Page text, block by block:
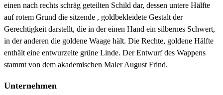
einen nach rechts schräg geteilten Schild dar, dessen untere Hälfte
auf rotem Grund die sitzende , goldbekleidete Gestalt der
Gerechtigkeit darstellt, die in der einen Hand ein silbernes Schwert,
in der anderen die goldene Waage hält. Die Rechte, goldene Hälfte
enthält eine entwurzelte grüne Linde. Der Entwurf des Wappens
stammt von dem akademischen Maler August Frind.
Unternehmen